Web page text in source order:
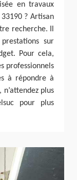
en travaux
? Artisan
recherche. Il
sur
Pour cela,
professionnels
à répondre à
n’attendez plus
pour plus